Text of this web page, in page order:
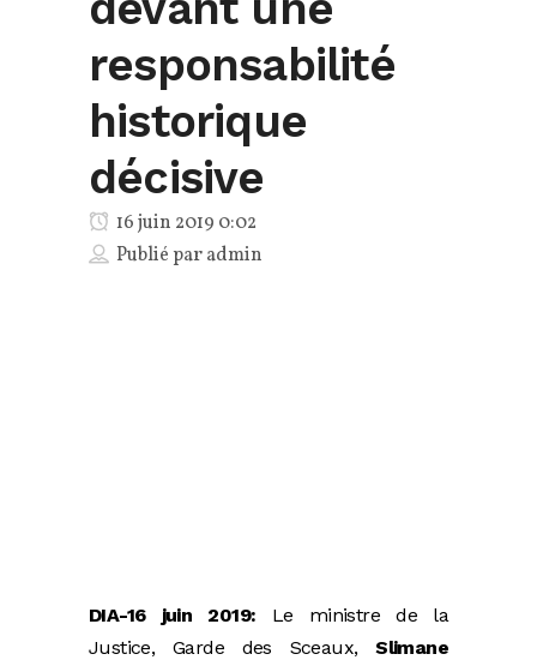
responsabilité
historique
décisive
16 juin 2019 0:02
Publié paradmin
DIA-16 juin 2019: Le ministre de la
Justice, Garde des Sceaux,Slimane